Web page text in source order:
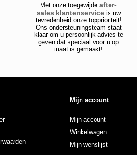
Met onze toegewijdeafter-
sales klantenserviceis uw
tevredenheid onze topprioriteit!
Ons ondersteuningsteam staat
klaar om u persoonlijk advies te
geven dat speciaal voor u op
maat is gemaakt!
Mijn account
Mijn account
Winkelwagen
Mijn wenslijst